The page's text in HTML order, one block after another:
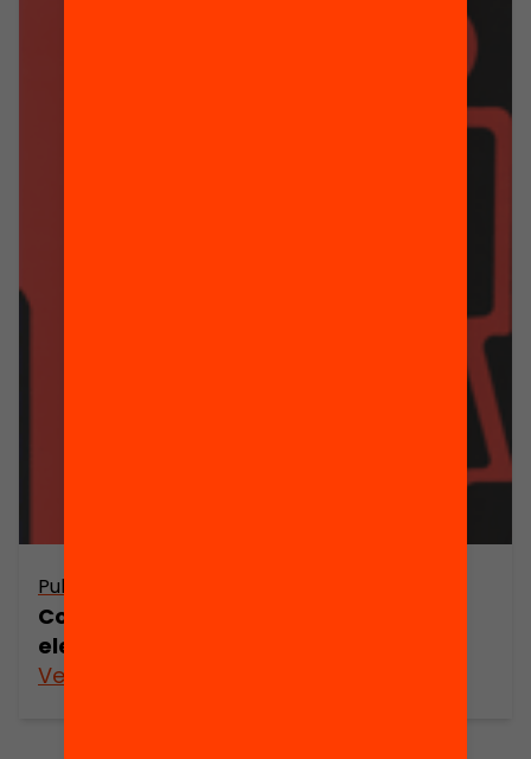
Publicació
Comunicació política i comportament
electoral
Veure’n més